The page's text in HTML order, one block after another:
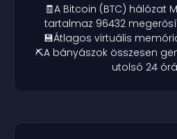
🧾A Bitcoin (BTC) hálózat
tartalmaz 96432
💾Átlagos virtuális
⛏️A bányászok összesen
utolsó 24